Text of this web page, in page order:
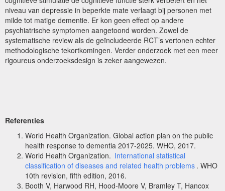
niveau van depressie in beperkte mate verlaagt bij personen met
milde tot matige dementie. Er kon geen effect op andere
psychiatrische symptomen aangetoond worden. Zowel de
systematische review als de geïncludeerde RCT’s vertonen echter
methodologische tekortkomingen. Verder onderzoek met een meer
rigoureus onderzoeksdesign is zeker aangewezen.
Referenties
World Health Organization. Global action plan on the public
health response to dementia 2017-2025. WHO, 2017.
World Health Organization. International statistical
classification of diseases and related health problems . WHO
10th revision, fifth edition, 2016.
Booth V, Harwood RH, Hood-Moore V, Bramley T, Hancox